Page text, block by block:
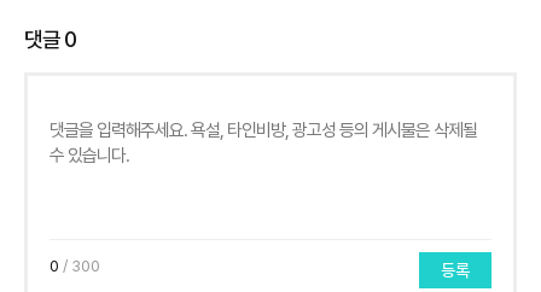
댓글0
0 / 300 등록